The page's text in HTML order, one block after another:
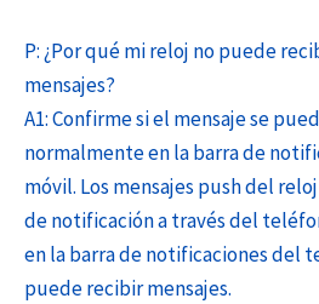
P: ¿Por qué mi reloj no puede
mensajes?
A1: Confirme si el mensaje se
normalmente en la barra de
móvil. Los mensajes push del
de notificación a través del
en la barra de notificaciones del
puede recibir mensajes.